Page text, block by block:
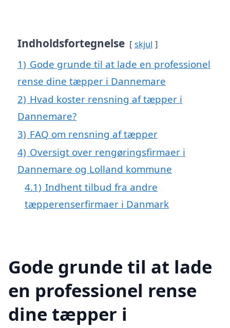
Indholdsfortegnelse skjul
1) Gode grunde til at lade en professionel
rense dine tæpper i Dannemare
2) Hvad koster rensning af tæpper i
Dannemare?
3) FAQ om rensning af tæpper
4) Oversigt over rengøringsfirmaer i
Dannemare og Lolland kommune
4.1) Indhent tilbud fra andre
tæpperenserfirmaer i Danmark
Gode grunde til at lade
en professionel rense
dine tæpper i